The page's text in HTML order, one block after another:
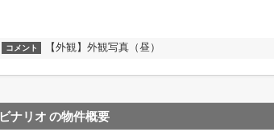
コメント 【外観】外観写真（昼）
ビナリオ の物件概要